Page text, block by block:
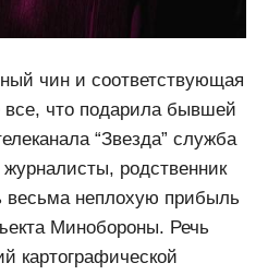
чин и соответствующая
что подарила бывшей
“Звезда” служба
родственник
весьма неплохую прибыль
Минобороны. Речь
картографической